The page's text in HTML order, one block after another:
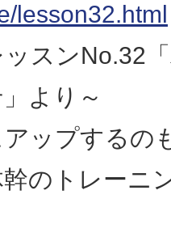
lesson32.html
スンNo.32
より～
ップするの
のトレーニ